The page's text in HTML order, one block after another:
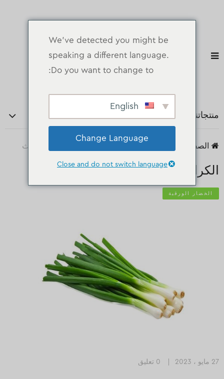
منتجاتنا
الصفحة الرئيسية الكراث
الكراث
الخضار الورقية
27 مايو ، 2023 0 تعليق
We've detected you might be
speaking a different language.
Do you want to change to:
Change Language
Close and do not switch language